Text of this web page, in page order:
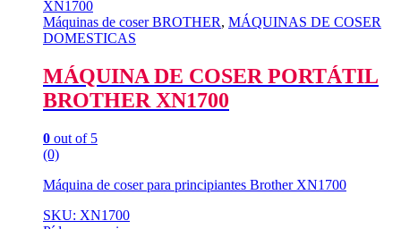
Máquinas de coser BROTHER, MÁQUINAS DE COSER
DOMESTICAS
MÁQUINA DE COSER PORTÁTIL
BROTHER XN1700
0 out of 5
(0)
Máquina de coser para principiantes Brother XN1700
SKU: XN1700